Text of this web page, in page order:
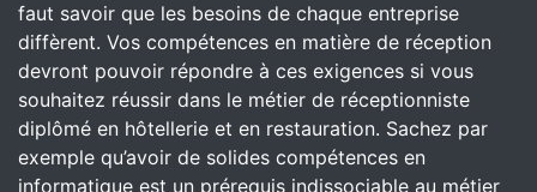
faut savoir que les besoins de chaque entreprise
diffèrent. Vos compétences en matière de réception
devront pouvoir répondre à ces exigences si vous
souhaitez réussir dans le métier de réceptionniste
diplômé en hôtellerie et en restauration. Sachez par
exemple qu’avoir de solides compétences en
informatique est un prérequis indissociable au métier